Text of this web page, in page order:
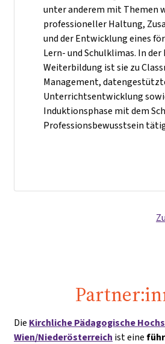
unter anderem mit Themen
professioneller Haltung,
und der Entwicklung eines
Lern- und Schulklimas. In der
Weiterbildung ist sie zu
Management,
Unterrichtsentwicklung
Induktionsphase mit dem
Professionsbewusstsein
Die Kirchliche Pädagogische
Wien/Niederösterreich ist eine